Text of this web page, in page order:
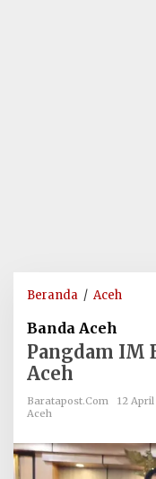
Beranda / Aceh
ke
Banda Aceh
Pangdam IM
Aceh
Baratapost.com
12
Aceh